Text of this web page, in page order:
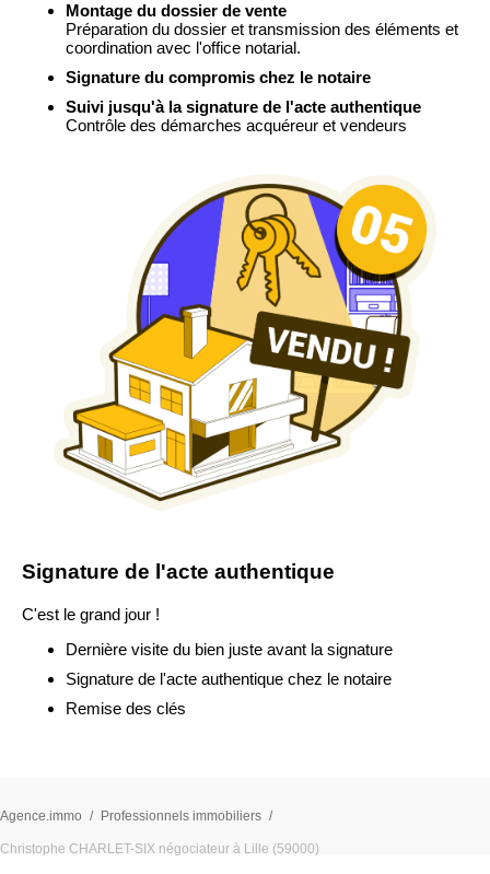
Montage du dossier de vente
Préparation du dossier et transmission des éléments et
coordination avec l'office notarial.
Signature du compromis chez le notaire
Suivi jusqu'à la signature de l'acte authentique
Contrôle des démarches acquéreur et vendeurs
Signature de l'acte authentique
C'est le grand jour !
Dernière visite du bien juste avant la signature
Signature de l'acte authentique chez le notaire
Remise des clés
Agence.immo Professionnels immobiliers
Christophe CHARLET-SIX négociateur à Lille (59000)